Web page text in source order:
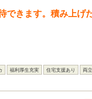
できます。積み上げ
福利厚生充実 住宅支援あり 両